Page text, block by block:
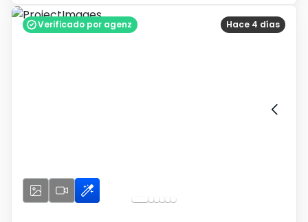
Hace 4 días
Verificado por agenz